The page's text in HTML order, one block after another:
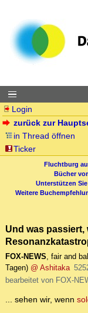
Login
zurück zur
in Thread öffnen
Ticker
Fluchtburg
Bücher
Unterstützen
Weitere
Und was passiert,
FOX-NEWS, fair and
Tagen) @ Ashitaka
bearbeitet von FOX-
... sehen wir, wenn